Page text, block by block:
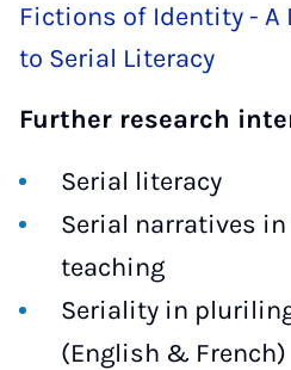
Fictions of Identity - A
to Serial Literacy
Further research
Serial literacy
Serial narratives
teaching
Seriality in
(English & French)